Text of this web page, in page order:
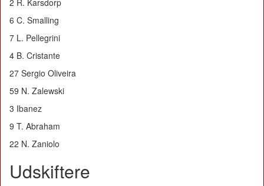
2 R. Karsdorp
6 C. Smalling
7 L. Pellegrini
4 B. Cristante
27 Sergio Oliveira
59 N. Zalewski
3 Ibanez
9 T. Abraham
22 N. Zaniolo
Udskiftere